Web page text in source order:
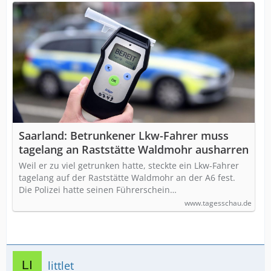
Saarland: Betrunkener Lkw-Fahrer muss
tagelang an Raststätte Waldmohr ausharren
Weil er zu viel getrunken hatte, steckte ein Lkw-Fahrer
tagelang auf der Raststätte Waldmohr an der A6 fest.
Die Polizei hatte seinen Führerschein…
www.tagesschau.de
littlet